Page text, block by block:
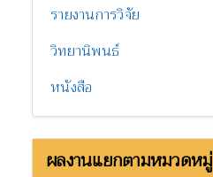
รายงานการวิจัย
วิทยานิพนธ์
หนังสือ
ผลงานแยกตามหมวดหมู่